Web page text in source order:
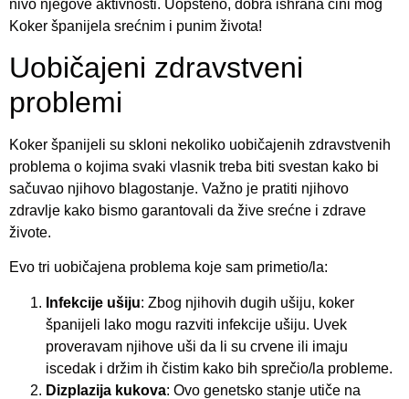
nivo njegove aktivnosti. Uopšteno, dobra ishrana čini mog
Koker španijela srećnim i punim života!
Uobičajeni zdravstveni
problemi
Koker španijeli su skloni nekoliko uobičajenih zdravstvenih
problema o kojima svaki vlasnik treba biti svestan kako bi
sačuvao njihovo blagostanje. Važno je pratiti njihovo
zdravlje kako bismo garantovali da žive srećne i zdrave
živote.
Evo tri uobičajena problema koje sam primetio/la:
Infekcije ušiju: Zbog njihovih dugih ušiju, koker
španijeli lako mogu razviti infekcije ušiju. Uvek
proveravam njihove uši da li su crvene ili imaju
iscedak i držim ih čistim kako bih sprečio/la probleme.
Dizplazija kukova: Ovo genetsko stanje utiče na